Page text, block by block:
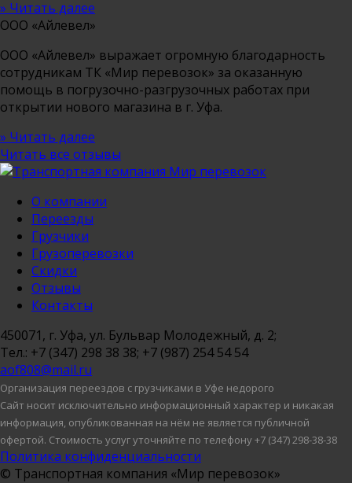
» Читать далее
ООО «Айлевел»
ООО «Айлевел» выражает огромную благодарность
сотрудникам ТК «Мир перевозок» за оказанную
помощь в погрузочно-разгрузочных работах при
открытии нового магазина в г. Уфа.
» Читать далее
Читать все отзывы
О компании
Переезды
Грузчики
Грузоперевозки
Скидки
Отзывы
Контакты
450071, г. Уфа, ул. Бульвар Молодежный, д. 2;
Тел.: +7 (347) 298 38 38; +7 (987) 254 54 54
aof808@mail.ru
Организация переездов с грузчиками в Уфе недорого
Сайт носит исключительно информационный характер и никакая
информация, опубликованная на нём не является публичной
офертой. Стоимость услуг уточняйте по телефону +7 (347) 298-38-38
Политика конфиденциальности
© Транспортная компания «Мир перевозок»